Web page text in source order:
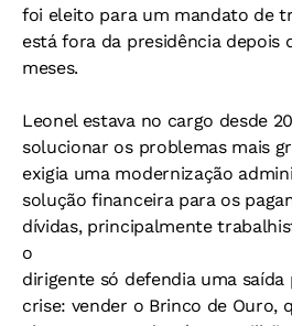
foi eleito para um mandato de
está fora da presidência depois
meses.
Leonel estava no cargo desde
solucionar os problemas mais
exigia uma modernização
solução financeira para os
dívidas, principalmente
o
dirigente só defendia uma
crise: vender o Brinco de Ouro,